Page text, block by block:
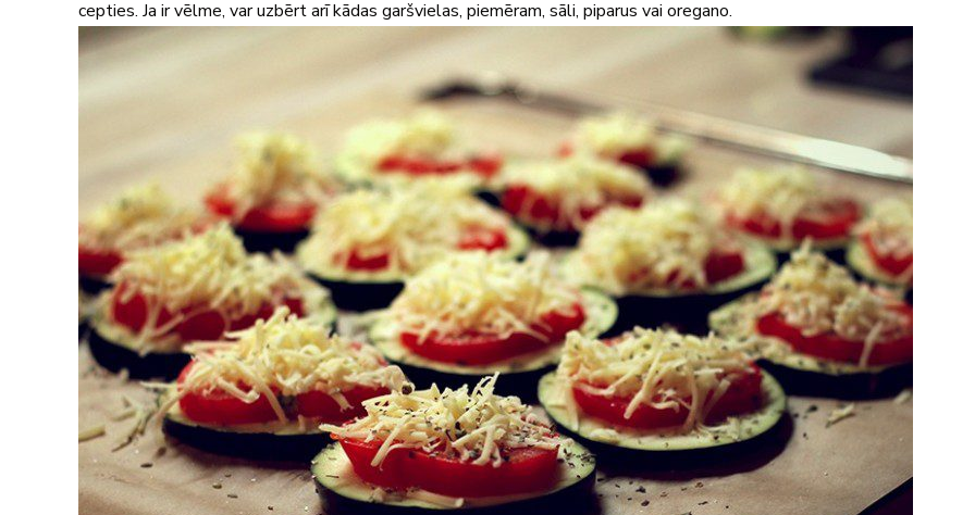
cepties. Ja ir vēlme, var uzbērt arī kādas garšvielas, piemēram, sāli, piparus vai oregano.